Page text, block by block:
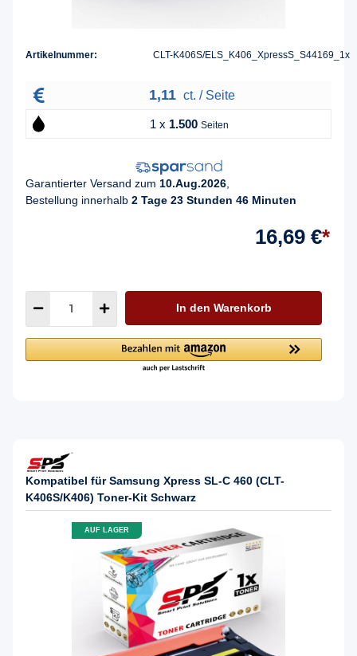
Artikelnummer: CLT-K406S/ELS_K406_XpressS_S44169_1x
1,11 ct. / Seite
1 x 1.500 Seiten
Garantierter Versand zum 10.Aug.2026
Bestellung innerhalb 2 Tage 23 Stunden 46 Minuten
16,69 €*
In den Warenkorb
Kompatibel für Samsung Xpress SL-C 460 (CLT-
K406S/K406) Toner-Kit Schwarz
AUF LAGER